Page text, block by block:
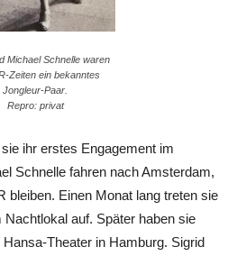
Michael Schnelle waren
Zeiten ein bekanntes
Jongleur-Paar.
Repro: privat
ihr erstes Engagement im
Schnelle fahren nach Amsterdam,
bleiben. Einen Monat lang treten sie
Nachtlokal auf. Später haben sie
Theater in Hamburg. Sigrid